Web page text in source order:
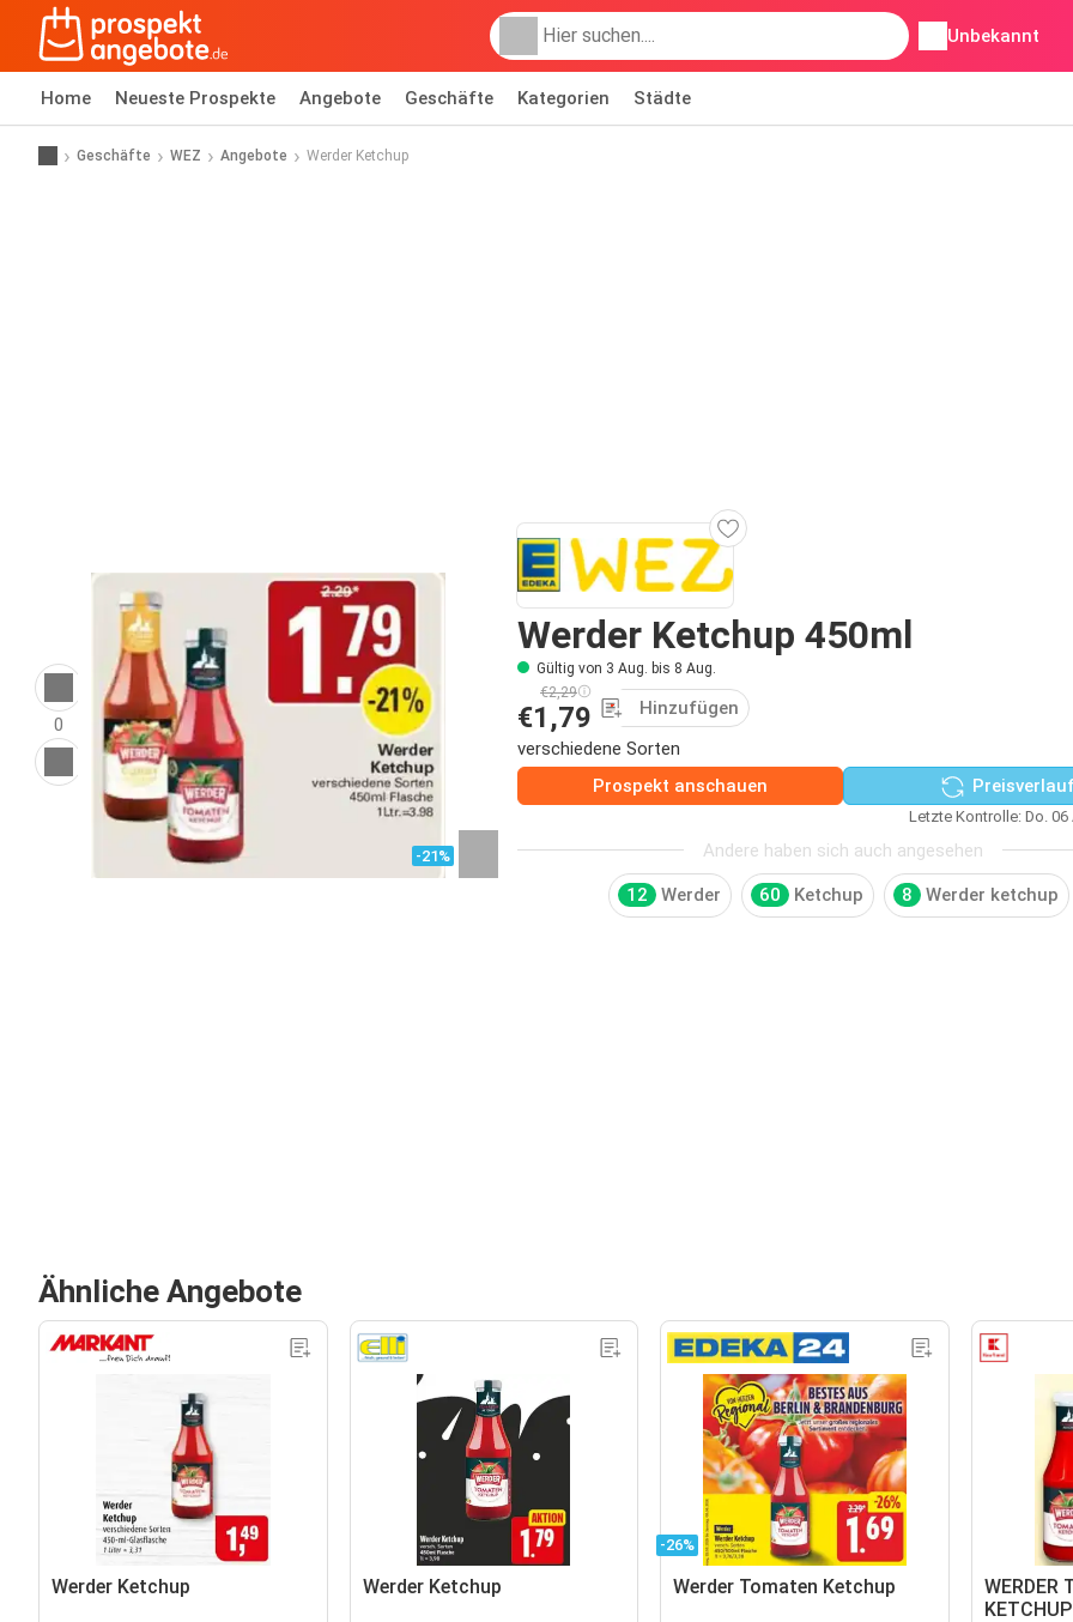
Unbekannt
Home Neueste Prospekte Angebote Geschäfte Kategorien Städte
Geschäfte WEZ Angebote Werder Ketchup
0
-21%
Werder Ketchup 450ml
Gültig von 3 Aug. bis 8 Aug.
€2,29
€1,79
Hinzufügen
verschiedene Sorten
Prospekt anschauen
Letzte Kontrolle: Do. 06
Andere haben sich auch angesehen
12 Werder 60 Ketchup 8 Werder ketchup
Ähnliche Angebote
Werder Ketchup Werder Ketchup
-26%
Werder Tomaten Ketchup
WERDER
KETCHUP